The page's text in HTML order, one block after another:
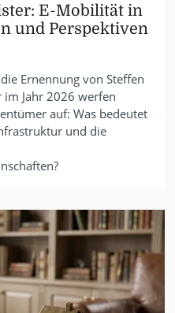
E-Mobilität in
und Perspektiven
Ernennung von Steffen
Jahr 2026 werfen
auf: Was bedeutet
und die